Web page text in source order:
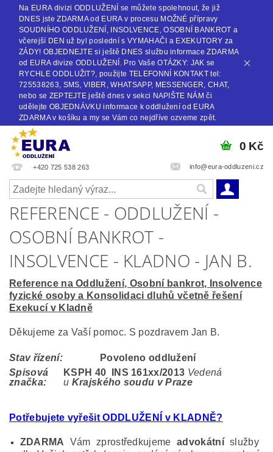
Na EURA divizi ODDLUŽENÍ se můžete spolehnout, že již
DNES jste ZDARMA od EURA v procesu MOŽNÉ přípravy
SOUDNÍHO ODDLUŽENÍ, INSOLVENCE, OSOBNÍ BANKROT a
včerejší DEN už byl poslední s VYMAHAČI a EXEKUTORY za
ZÁDY! OBJEDNEJTE si ještě DNES službu informace ZDARMA
od EURA divize ODDLUŽENÍ. Pro Vaše OTÁZKY: JAK se
RYCHLE ODDLUŽIT?, použijte TELEFONNÍ KONTAKT tel:
725538263, SMS, VIBER, WHATSAPP, MESSENGER, CHAT,
nebo se ZEPTEJTE ještě dnes v sekci NAPIŠTE NÁM či
udělejte OBJEDNÁVKU informace k oddlužení od EURA
ZDARMA v košíku a my se Vám co nejdříve ozveme zpět.
+420 725 538 263 info@eura-oddluzeni.cz
0 Kč
REFERENCE - ODDLUŽENÍ -
OSOBNÍ BANKROT -
INSOLVENCE - KLADNO - JAN B.
Reference na Oddlužení, Osobní bankrot, Insolvence
fyzické osoby a Konsolidaci dluhů včetně řešení
Exekucí v Kladně
Děkujeme za Vaší pomoc. S pozdravem Jan B.
Stav řízení:
Povoleno oddlužení
Spisová
značka:
KSPH 40 INS 161xx/2013 Vedená
u Krajského soudu v Praze
Potřebujete vyřešit ODDLUŽENÍ v KLADNĚ?
ZDARMA Vám zprostředkujeme advokátníslužby